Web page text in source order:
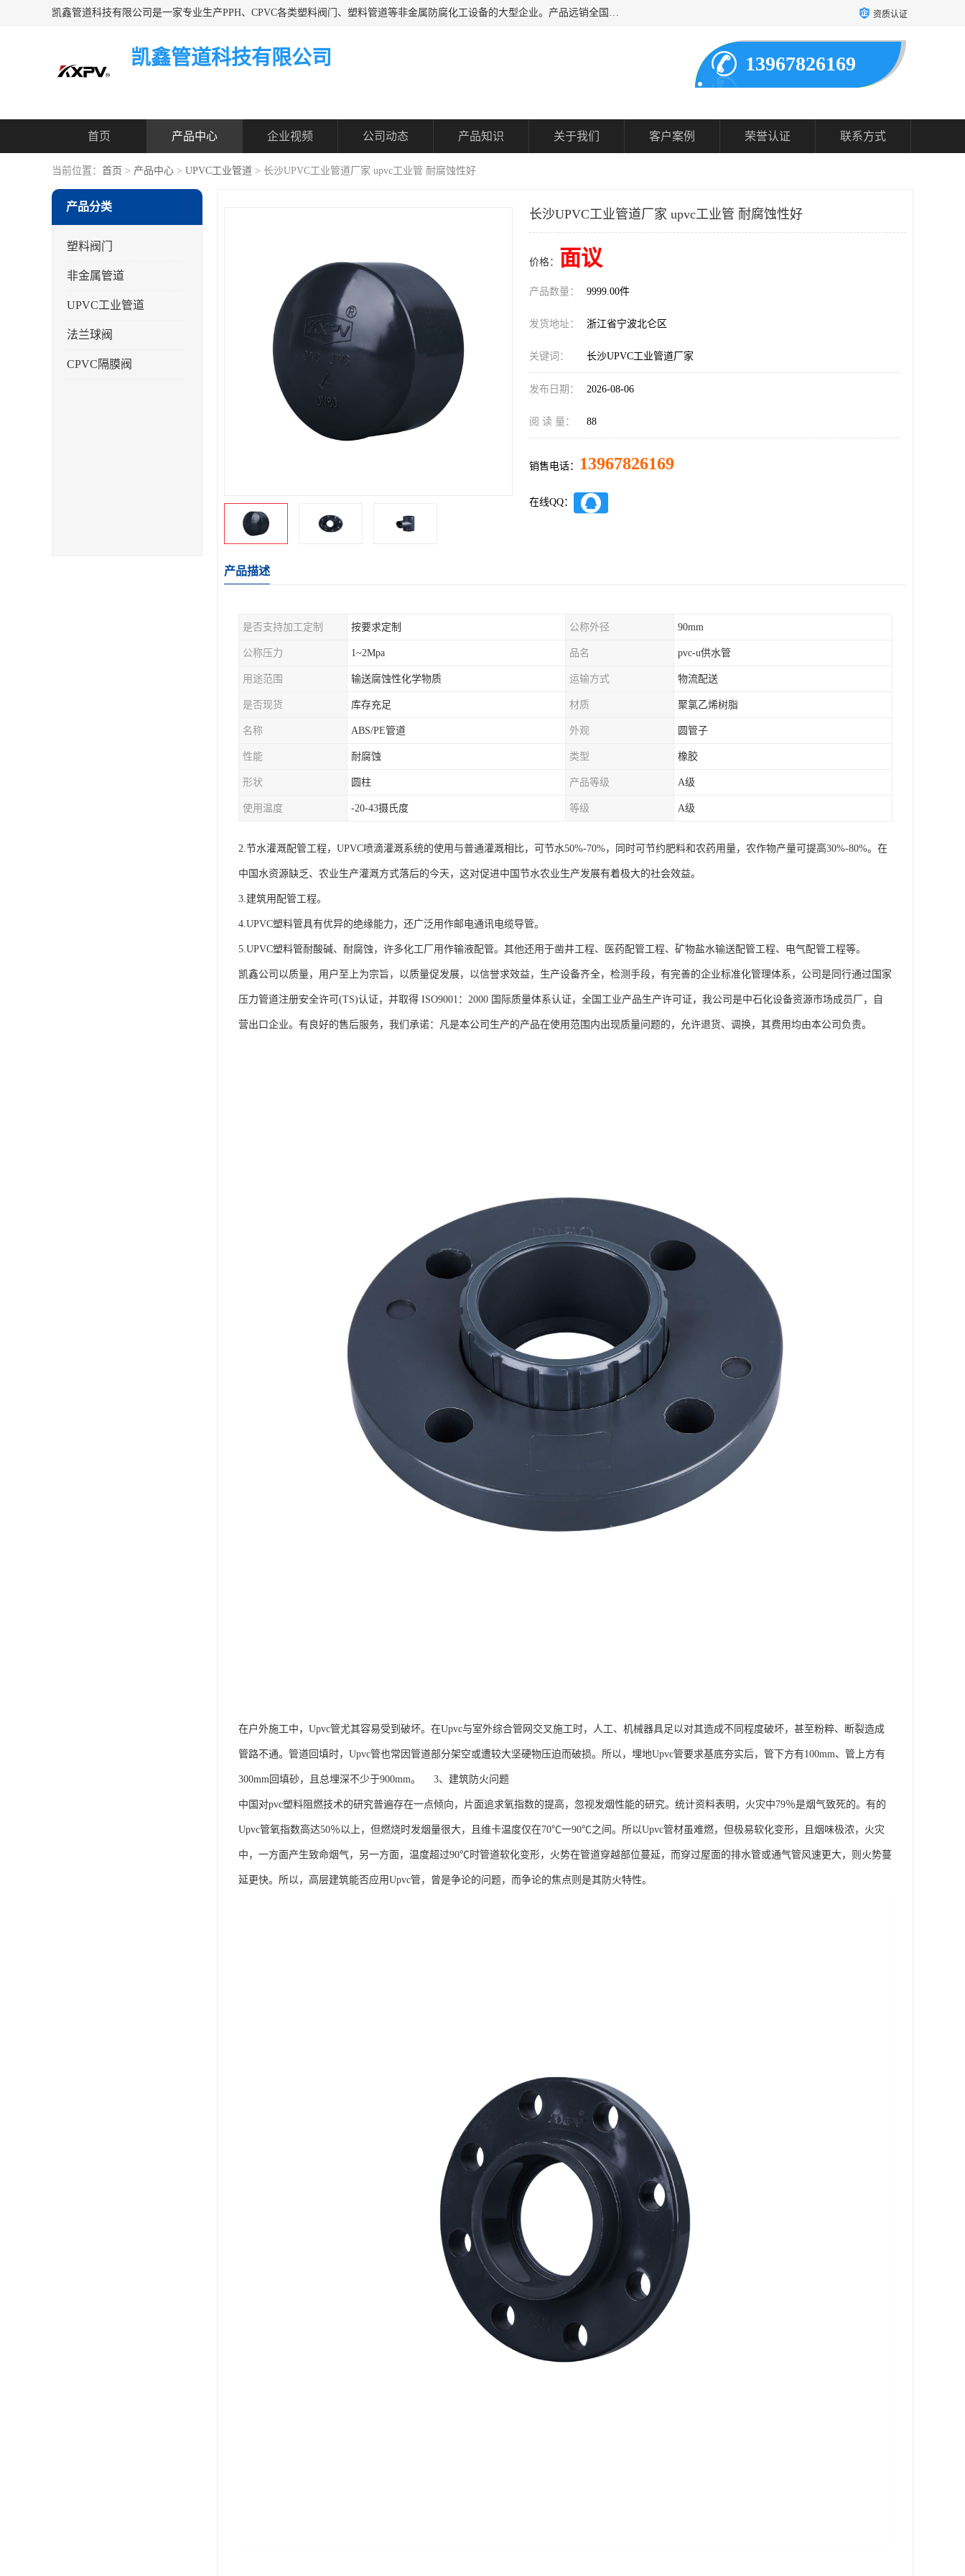
凯鑫管道科技有限公司是一家专业生产PPH、CPVC各类塑料阀门、塑料管道等非金属防腐化工设备的大型企业。产品远销全国三十一个省、市、自治区,广泛应用于化工、石油、氯碱、染料、制药、农药等行业，深受广大用户欢迎，是目前国内生产化工泵、阀门规模较大的生产基地之一。 资质认证
凯鑫管道科技有限公司 13967826169
首页 产品中心 企业视频 公司动态 产品知识 关于我们 客户案例 荣誉认证 联系方式
当前位置： 首页 > 产品中心 > UPVC工业管道 > 长沙UPVC工业管道厂家 upvc工业管 耐腐蚀性好
产品分类
塑料阀门
非金属管道
UPVC工业管道
法兰球阀
CPVC隔膜阀
长沙UPVC工业管道厂家 upvc工业管 耐腐蚀性好
价格： 面议
产品数量： 9999.00件
发货地址： 浙江省宁波北仑区
关键词： 长沙UPVC工业管道厂家
发布日期： 2026-08-06
阅 读 量： 88
销售电话： 13967826169
在线QQ：
产品描述
是否支持加工定制 按要求定制 公称外径 90mm
公称压力 1~2Mpa 品名 pvc-u供水管
用途范围 输送腐蚀性化学物质 运输方式 物流配送
是否现货 库存充足 材质 聚氯乙烯树脂
名称 ABS/PE管道 外观 圆管子
性能 耐腐蚀 类型 橡胶
形状 圆柱 产品等级 A级
使用温度 -20-43摄氏度 等级 A级
2.节水灌溉配管工程，UPVC喷滴灌溉系统的使用与普通灌溉相比，可节水50%-70%，同时可节约肥料和农药用量，农作物产量可提高30%-80%。在
中国水资源缺乏、农业生产灌溉方式落后的今天，这对促进中国节水农业生产发展有着极大的社会效益。
3.建筑用配管工程。
4.UPVC塑料管具有优异的绝缘能力，还广泛用作邮电通讯电缆导管。
5.UPVC塑料管耐酸碱、耐腐蚀，许多化工厂用作输液配管。其他还用于凿井工程、医药配管工程、矿物盐水输送配管工程、电气配管工程等。
凯鑫公司以质量，用户至上为宗旨，以质量促发展，以信誉求效益，生产设备齐全，检测手段，有完善的企业标准化管理体系，公司是同行通过国家
压力管道注册安全许可(TS)认证，并取得 ISO9001：2000 国际质量体系认证，全国工业产品生产许可证，我公司是中石化设备资源市场成员厂，自
营出口企业。有良好的售后服务，我们承诺：凡是本公司生产的产品在使用范围内出现质量问题的，允许退货、调换，其费用均由本公司负责。
在户外施工中，Upvc管尤其容易受到破坏。在Upvc与室外综合管网交叉施工时，人工、机械器具足以对其造成不同程度破坏，甚至粉粹、断裂造成
管路不通。管道回填时，Upvc管也常因管道部分架空或遭较大坚硬物压迫而破损。所以，埋地Upvc管要求基底夯实后，管下方有100mm、管上方有
300mm回填砂，且总埋深不少于900mm。 3、建筑防火问题
中国对pvc塑料阻燃技术的研究普遍存在一点倾向，片面追求氧指数的提高，忽视发烟性能的研究。统计资料表明，火灾中79％是烟气致死的。有的
Upvc管氧指数高达50％以上，但燃烧时发烟量很大，且维卡温度仅在70℃一90℃之间。所以Upvc管材虽难燃，但极易软化变形，且烟味极浓，火灾
中，一方面产生致命烟气，另一方面，温度超过90℃时管道软化变形，火势在管道穿越部位蔓延，而穿过屋面的排水管或通气管风速更大，则火势蔓
延更快。所以，高层建筑能否应用Upvc管，曾是争论的问题，而争论的焦点则是其防火特性。